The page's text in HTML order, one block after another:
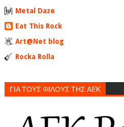
Metal Daze
Eat This Rock
Art@Net blog
Rocka Rolla
ΓΙΑ ΤΟΥΣ ΦΙΛΟΥΣ ΤΗΣ ΑΕΚ